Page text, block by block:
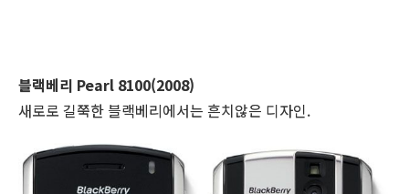
블랙베리 Pearl 8100(2008)
새로로 길쭉한 블랙베리에서는 흔치않은 디자인.